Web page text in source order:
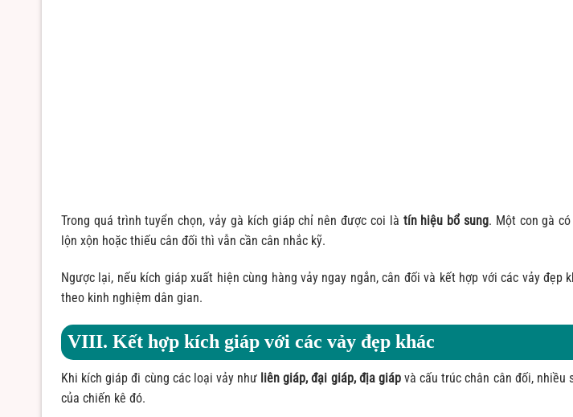
Trong quá trình tuyển chọn, vảy gà kích giáp chỉ nên được coi là tín hiệu bổ sung. Một con gà
lộn xộn hoặc thiếu cân đối thì vẫn cần cân nhắc kỹ.
Ngược lại, nếu kích giáp xuất hiện cùng hàng vảy ngay ngắn, cân đối và kết hợp với các vảy đẹp
theo kinh nghiệm dân gian.
VIII. Kết hợp kích giáp với các vảy đẹp khác
Khi kích giáp đi cùng các loại vảy như liên giáp, đại giáp, địa giápvà cấu trúc chân cân đối, nhiều
của chiến kê đó.